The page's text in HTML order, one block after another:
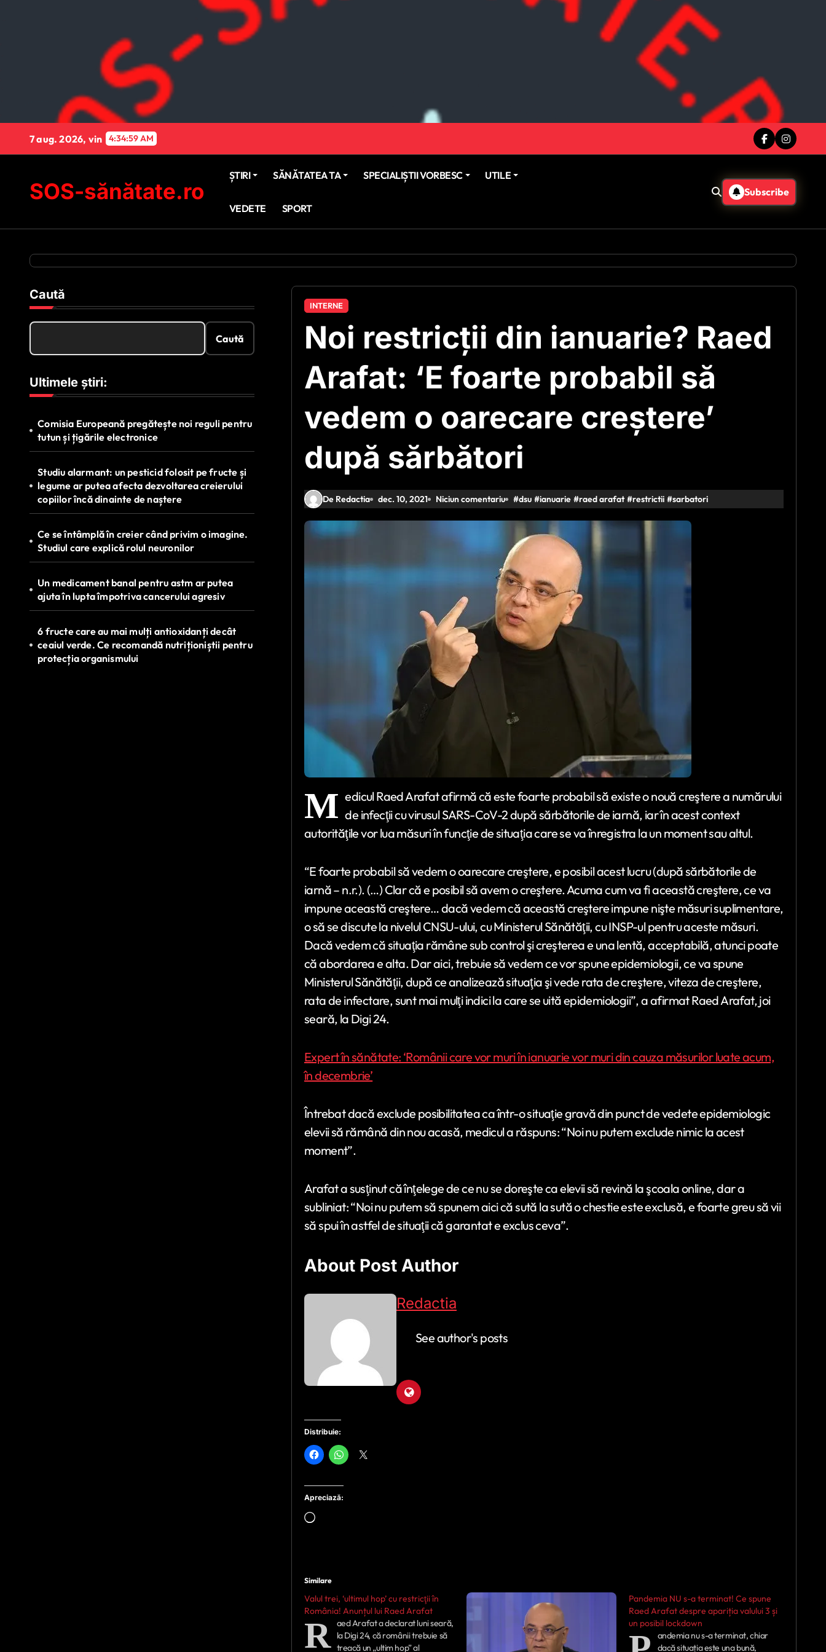
7 aug. 2026, vin 4:35:00 AM
SOS-sănătate.ro
ȘTIRI SĂNĂTATEA TA SPECIALIȘTII VORBESC UTILE
VEDETE SPORT
Subscribe
Caută
Caută
Ultimele știri:
Comisia Europeană pregătește noi reguli pentru
tutun și țigările electronice
Studiu alarmant: un pesticid folosit pe fructe și
legume ar putea afecta dezvoltarea creierului
copiilor încă dinainte de naștere
Ce se întâmplă în creier când privim o imagine.
Studiul care explică rolul neuronilor
Un medicament banal pentru astm ar putea
ajuta în lupta împotriva cancerului agresiv
6 fructe care au mai mulți antioxidanți decât
ceaiul verde. Ce recomandă nutriționiștii pentru
protecția organismului
INTERNE
Noi restricții din ianuarie? Raed
Arafat: ‘E foarte probabil să
vedem o oarecare creştere’
după sărbători
De Redactia dec. 10, 2021 Niciun comentariu #dsu #ianuarie #raed arafat #restrictii #sarbatori
M edicul Raed Arafat afirmă că este foarte probabil să existe o nouă creştere a numărului
de infecţii cu virusul SARS-CoV-2 după sărbătorile de iarnă, iar în acest context
autorităţile vor lua măsuri în funcţie de situaţia care se va înregistra la un moment sau altul.
“E foarte probabil să vedem o oarecare creştere, e posibil acest lucru (după sărbătorile de
iarnă – n.r.). (…) Clar că e posibil să avem o creştere. Acuma cum va fi această creştere, ce va
impune această creştere… dacă vedem că această creştere impune nişte măsuri suplimentare,
o să se discute la nivelul CNSU-ului, cu Ministerul Sănătăţii, cu INSP-ul pentru aceste măsuri.
Dacă vedem că situaţia rămâne sub control şi creşterea e una lentă, acceptabilă, atunci poate
că abordarea e alta. Dar aici, trebuie să vedem ce vor spune epidemiologii, ce va spune
Ministerul Sănătăţii, după ce analizează situaţia şi vede rata de creştere, viteza de creştere,
rata de infectare, sunt mai mulţi indici la care se uită epidemiologii”, a afirmat Raed Arafat, joi
seară, la Digi 24.
Expert în sănătate: ‘Românii care vor muri în ianuarie vor muri din cauza măsurilor luate acum,
în decembrie’
Întrebat dacă exclude posibilitatea ca într-o situaţie gravă din punct de vedete epidemiologic
elevii să rămână din nou acasă, medicul a răspuns: “Noi nu putem exclude nimic la acest
moment”.
Arafat a susţinut că înţelege de ce nu se doreşte ca elevii să revină la şcoala online, dar a
subliniat: “Noi nu putem să spunem aici că sută la sută o chestie este exclusă, e foarte greu să vii
să spui în astfel de situaţii că garantat e exclus ceva”.
About Post Author
Redactia
See author's posts
Distribuie:
Apreciază:
Încarc...
Similare
Valul trei, ‘ultimul hop’ cu restricţii în
România! Anunțul lui Raed Arafat
R aed Arafat a declarat luni seară,
la Digi 24, că românii trebuie să
treacă un „ultim hop” al
Pandemia NU s-a terminat! Ce spune
Raed Arafat despre apariția valului 3 și
un posibil lockdown
andemia nu s-a terminat, chiar
dacă situația este una bună,